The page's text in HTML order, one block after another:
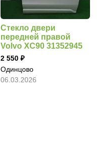
Стекло двери
передней правой
Volvo XC90 31352945
2 550
Одинцово
06.03.2026